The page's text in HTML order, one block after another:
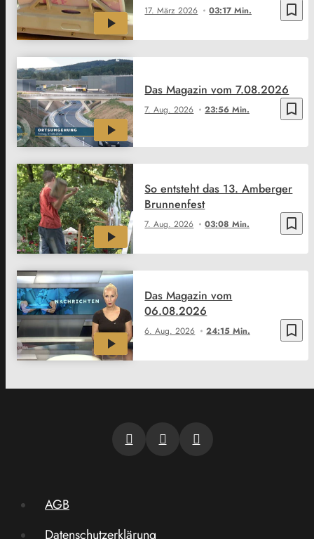
bookmark_border
17. März 2026 03:17 Min.
bookmark_border
7. Aug. 2026 23:56 Min.
Das Magazin vom 7.08.2026
bookmark_border
7. Aug. 2026 03:08 Min.
So entsteht das 13. Amberger
Brunnenfest
bookmark_border
6. Aug. 2026 24:15 Min.
Das Magazin vom
06.08.2026
AGB
Datenschutzerklärung